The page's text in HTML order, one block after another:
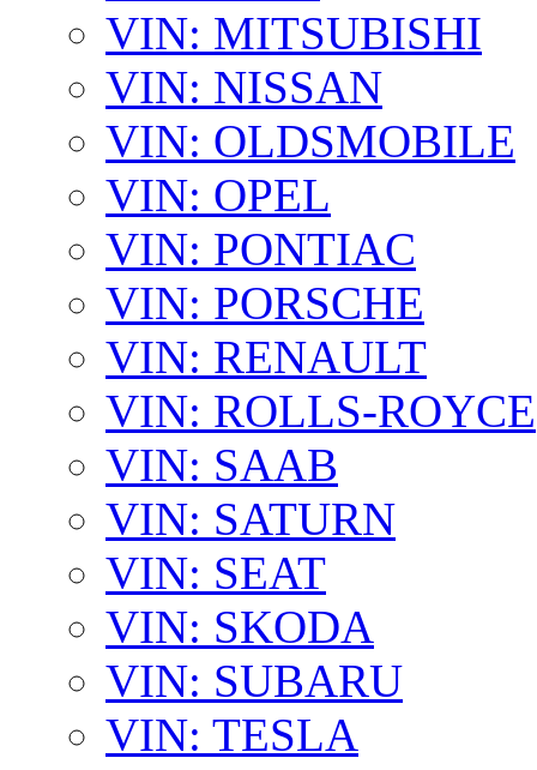
VIN: MITSUBISHI
VIN: NISSAN
VIN: OLDSMOBILE
VIN: OPEL
VIN: PONTIAC
VIN: PORSCHE
VIN: RENAULT
VIN: ROLLS-ROYCE
VIN: SAAB
VIN: SATURN
VIN: SEAT
VIN: SKODA
VIN: SUBARU
VIN: TESLA